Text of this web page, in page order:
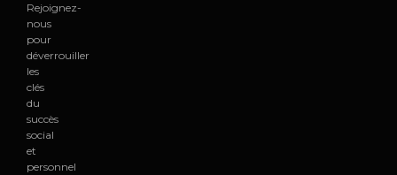
Rejoignez-
nous
pour
déverrouiller
les
clés
du
succès
social
et
personnel